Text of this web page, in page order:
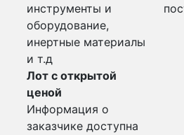
инструменты и
оборудование,
инертные материалы
и т.д
Лот с открытой
ценой
Информация о
заказчике доступна